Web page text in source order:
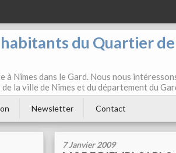
du Quartier
à Nîmes dans le Gard. Nous nous
la ville de Nîmes et du département du
Newsletter Contact
7 Janvier 2009